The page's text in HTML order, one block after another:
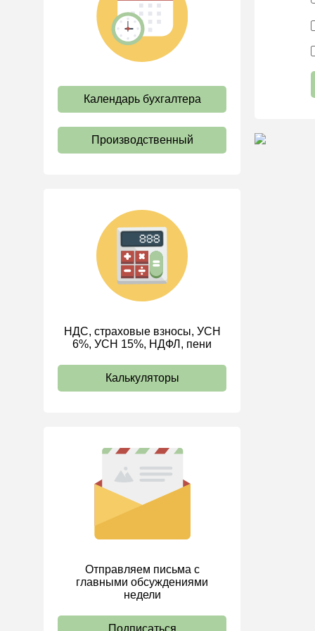
труда
Отпуск и время отдыха
Оплата труда
Ответственность и
взыскания
Пенсии
Трудовые книжки
Кадровые документы и
образцы
Персональные данные
ИП
Календарь бухгалтера
Производственный
НДС, страховые взносы, УСН
6%, УСН 15%, НДФЛ, пени
Калькуляторы
Отправляем письма с
главными обсуждениями
недели
Подписаться